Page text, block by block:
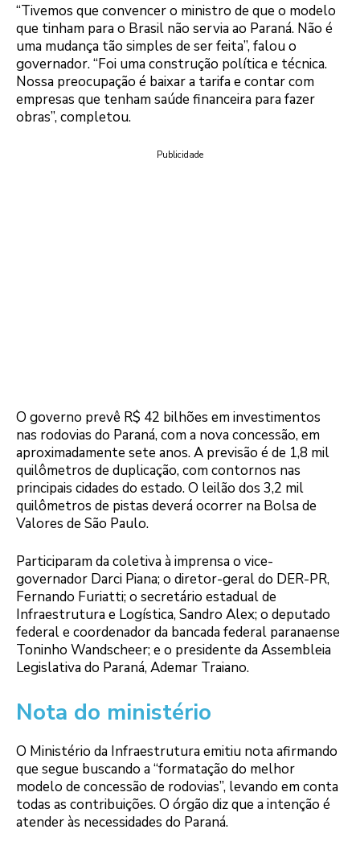
“Tivemos que convencer o ministro de que o modelo
que tinham para o Brasil não servia ao Paraná. Não é
uma mudança tão simples de ser feita”, falou o
governador. “Foi uma construção política e técnica.
Nossa preocupação é baixar a tarifa e contar com
empresas que tenham saúde financeira para fazer
obras”, completou.
Publicidade
O governo prevê R$ 42 bilhões em investimentos
nas rodovias do Paraná, com a nova concessão, em
aproximadamente sete anos. A previsão é de 1,8 mil
quilômetros de duplicação, com contornos nas
principais cidades do estado. O leilão dos 3,2 mil
quilômetros de pistas deverá ocorrer na Bolsa de
Valores de São Paulo.
Participaram da coletiva à imprensa o vice-
governador Darci Piana; o diretor-geral do DER-PR,
Fernando Furiatti; o secretário estadual de
Infraestrutura e Logística, Sandro Alex; o deputado
federal e coordenador da bancada federal paranaense
Toninho Wandscheer; e o presidente da Assembleia
Legislativa do Paraná, Ademar Traiano.
Nota do ministério
O Ministério da Infraestrutura emitiu nota afirmando
que segue buscando a “formatação do melhor
modelo de concessão de rodovias”, levando em conta
todas as contribuições. O órgão diz que a intenção é
atender às necessidades do Paraná.